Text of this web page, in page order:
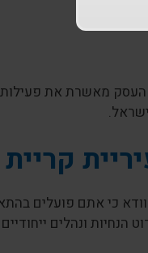
העסק מאשרת את
כי אתם פועלים
ונהלים